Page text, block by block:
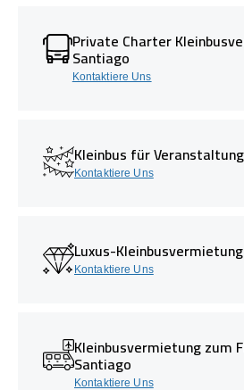
Private Charter
Santiago
Kontaktiere Uns
Kleinbus für
Kontaktiere Uns
Luxus-
Kontaktiere Uns
Kleinbusvermietung zum
Santiago
Kontaktiere Uns